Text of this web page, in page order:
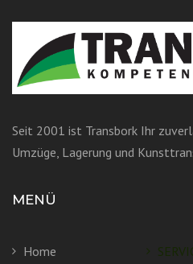
Seit 2001 ist Transbork Ihr
Umzüge, Lagerung und
MENÜ
Home